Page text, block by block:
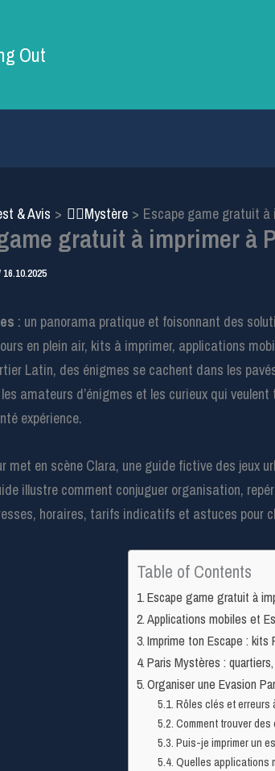
Out
& Avis 🕵️‍♀️Mystère Escape game gratuit à
gratuit à imprimer à
16.10.2025
: un panorama pratique et foisonnant des
en plein air, kits à imprimer, applications
Latin, des énigmes se cachent dans les
les amateurs d’énigmes et les curieux qui
expérience.
met en scène Clara, une guide fictive des jeux
illustre comment conjuguer organisation,
horaires, tarifs indicatifs et astuces pour
Table of Contents
Escape game gratuit à
Applications mobiles et
Imprime ton Escape : kits
Paris Mystères :
Organiser une Evasion
Rôles clés et erreurs
Comment trouver
Puis-je imprimer un
Quelles applications